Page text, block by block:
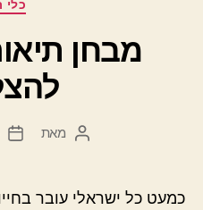
כלי
מבחן
המחבר
מאת
כמעט כל ישראלי עובר